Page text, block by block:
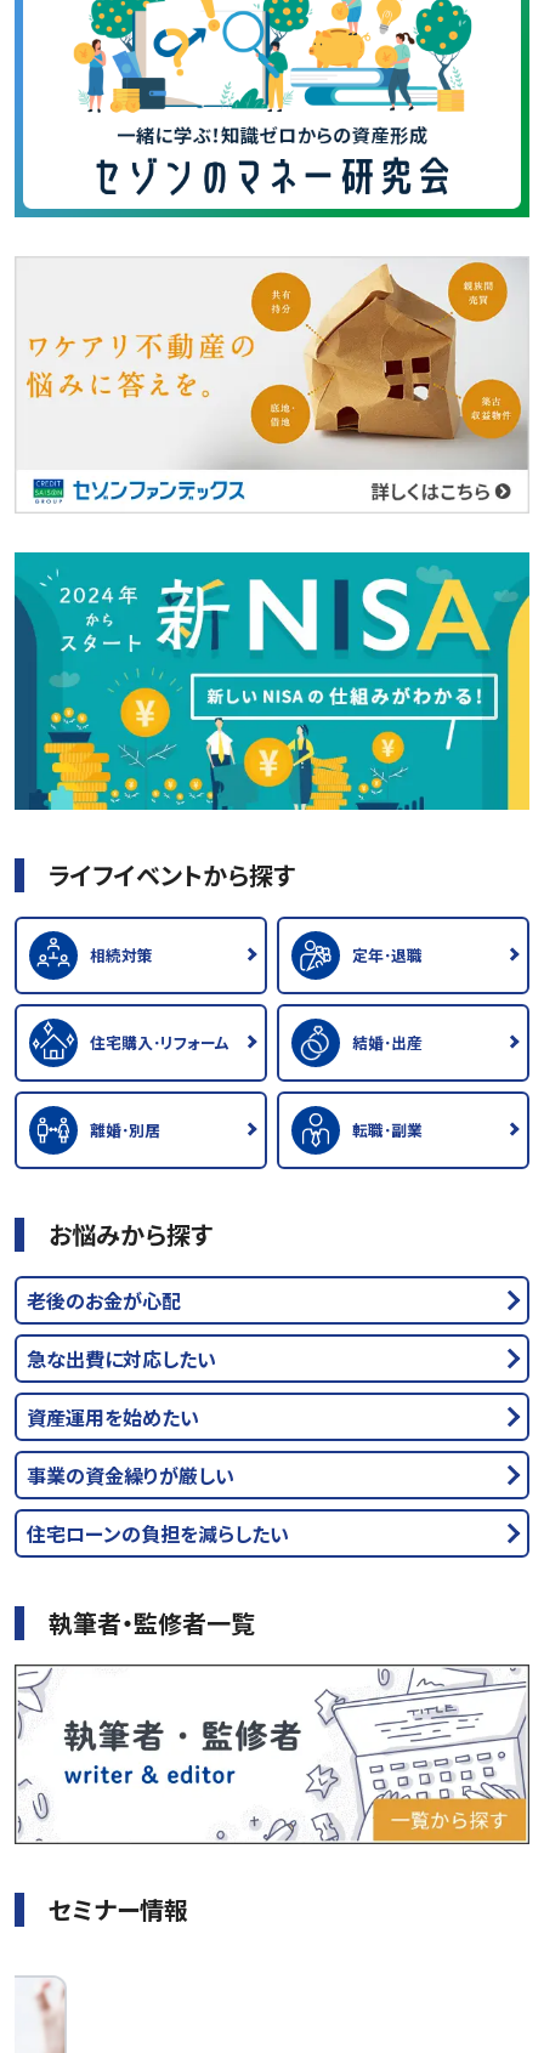
ライフイベントから探す
相続対策 定年･退職
住宅購入･リフォーム 結婚･出産
離婚･別居 転職･副業
お悩みから探す
老後のお金が心配
急な出費に対応したい
資産運用を始めたい
事業の資金繰りが厳しい
住宅ローンの負担を減らしたい
執筆者・監修者一覧
セミナー情報